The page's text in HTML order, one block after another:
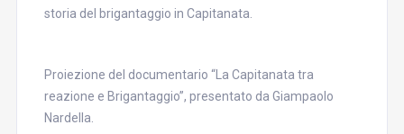
storia del brigantaggio in Capitanata.
Proiezione del documentario “La Capitanata tra
reazione e Brigantaggio”, presentato da Giampaolo
Nardella.